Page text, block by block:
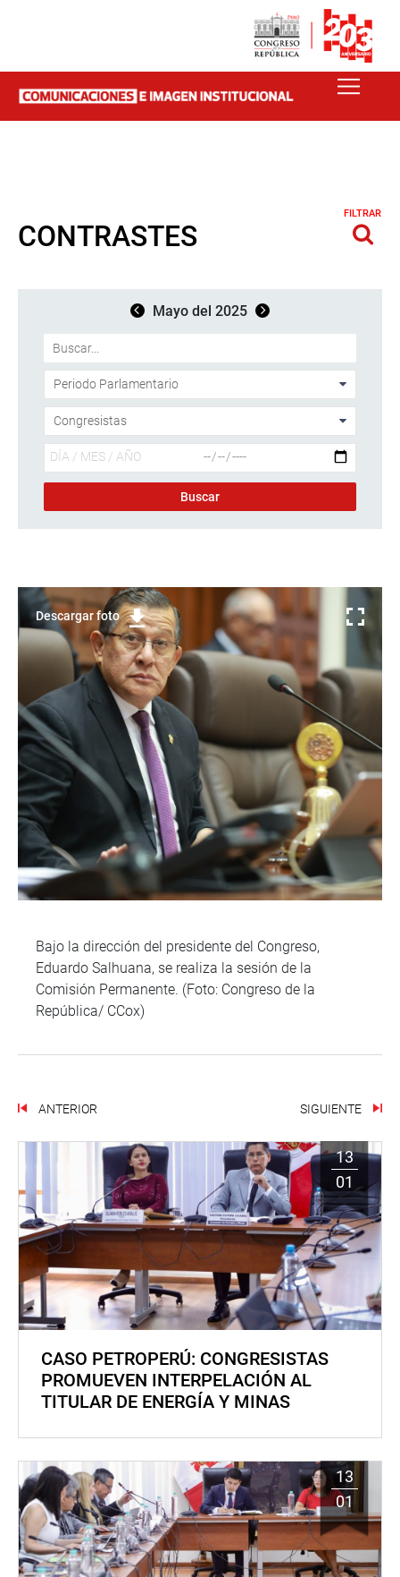
CONTRASTES
FILTRAR
Mayo del 2025
Descargar foto
Bajo la dirección del presidente del Congreso,
Eduardo Salhuana, se realiza la sesión de la
Comisión Permanente. (Foto: Congreso de la
República/ CCox)
ANTERIOR SIGUIENTE
13
01
CASO PETROPERÚ: CONGRESISTAS
PROMUEVEN INTERPELACIÓN AL
TITULAR DE ENERGÍA Y MINAS
13
01